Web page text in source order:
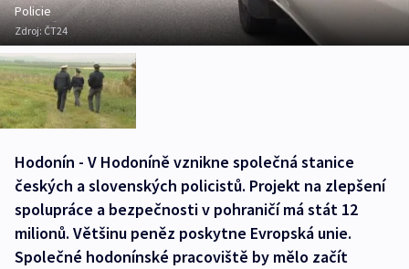
Policie
Zdroj: ČT24
Hodonín - V Hodoníně vznikne společná stanice
českých a slovenských policistů. Projekt na zlepšení
spolupráce a bezpečnosti v pohraničí má stát 12
milionů. Většinu peněz poskytne Evropská unie.
Společné hodonínské pracoviště by mělo začít